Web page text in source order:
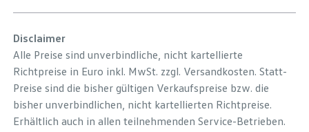
Disclaimer
Alle Preise sind unverbindliche, nicht kartellierte
Richtpreise in Euro inkl. MwSt. zzgl. Versandkosten. Statt-
Preise sind die bisher gültigen Verkaufspreise bzw. die
bisher unverbindlichen, nicht kartellierten Richtpreise.
Erhältlich auch in allen teilnehmenden Service-Betrieben.